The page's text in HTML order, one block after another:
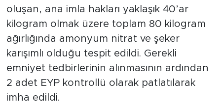
oluşan, ana imla hakları yaklaşık 40’ar
kilogram olmak üzere toplam 80 kilogram
ağırlığında amonyum nitrat ve şeker
karışımlı olduğu tespit edildi. Gerekli
emniyet tedbirlerinin alınmasının ardından
2 adet EYP kontrollü olarak patlatılarak
imha edildi.